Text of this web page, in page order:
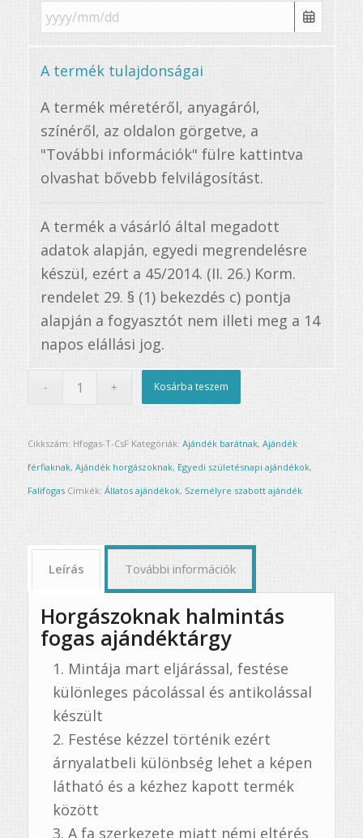
A termék tulajdonságai
A termék méretéről, anyagáról,
színéről, az oldalon görgetve, a
"További információk" fülre kattintva
olvashat bővebb felvilágosítást.
A termék a vásárló által megadott
adatok alapján, egyedi megrendelésre
készül, ezért a 45/2014. (II. 26.) Korm.
rendelet 29. § (1) bekezdés c) pontja
alapján a fogyasztót nem illeti meg a 14
napos elállási jog.
Kosárba teszem
Cikkszám: Hfogas-T-CsF Kategóriák: Ajándék barátnak, Ajándék
férfiaknak, Ajándék horgászoknak, Egyedi születésnapi ajándékok,
Falifogas Címkék: Állatos ajándékok, Személyre szabott ajándék
Leírás További információk
Horgászoknak halmintás
fogas ajándéktárgy
Mintája mart eljárással, festése
különleges pácolással és antikolással
készült
Festése kézzel történik ezért
árnyalatbeli különbség lehet a képen
látható és a kézhez kapott termék
között
A fa szerkezete miatt némi eltérés